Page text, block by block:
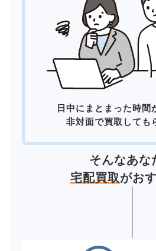
日中にまとまった時間
非対面で買取しても
そんなあな
宅配買取がお